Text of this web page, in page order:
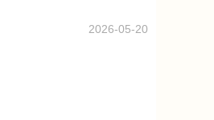
2026-05-20